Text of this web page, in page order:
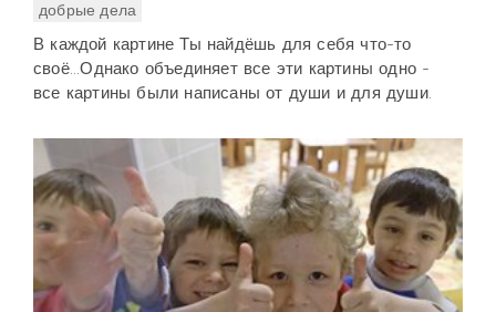
добрые дела
В каждой картине Ты найдёшь для себя что-то
своё...Однако объединяет все эти картины одно -
все картины были написаны от души и для души.